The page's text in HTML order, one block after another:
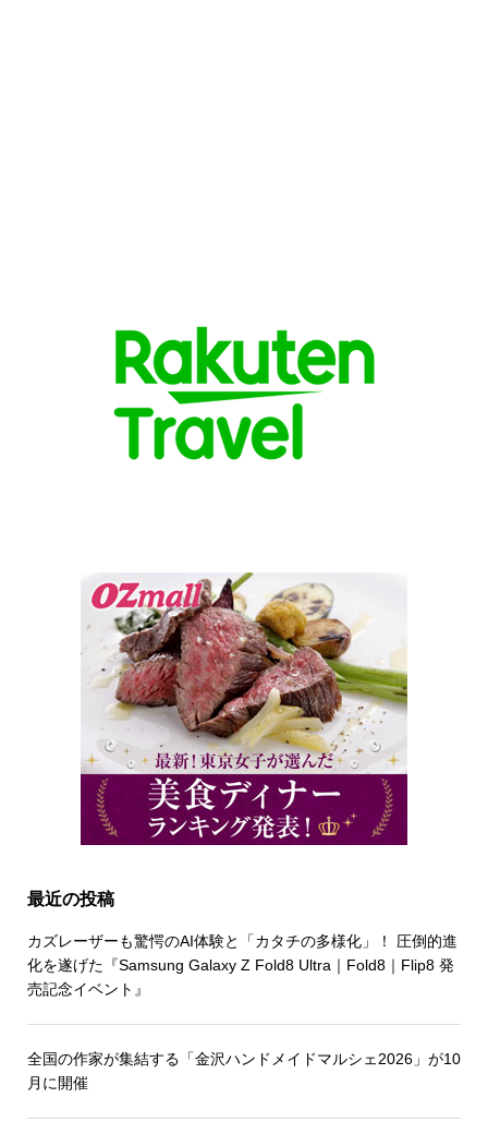
最近の投稿
カズレーザーも驚愕のAI体験と「カタチの多様化」！ 圧倒的進
化を遂げた『Samsung Galaxy Z Fold8 Ultra｜Fold8｜Flip8 発
売記念イベント』
全国の作家が集結する「金沢ハンドメイドマルシェ2026」が10
月に開催